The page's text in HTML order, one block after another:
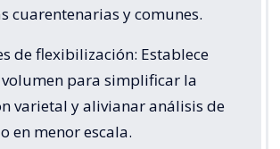
cuarentenarias y comunes.
de flexibilización: Establece
para simplificar la
varietal y alivianar análisis de
en menor escala.